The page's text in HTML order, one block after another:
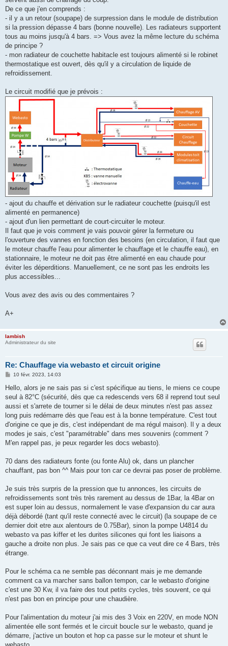
De ce que j'en comprends :
- il y a un retour (soupape) de surpression dans le module de distribution
si la pression dépasse 4 bars (bonne nouvelle). Les radiateurs supportent
tous au moins jusqu'à 4 bars. => Vous avez la même lecture du schéma
de principe ?
- mon radiateur de couchette habitacle est toujours alimenté si le robinet
thermostatique est ouvert, dès qu'il y a circulation de liquide de
refroidissement.
Le circuit modifié que je prévois :
- ajout du chauffe et dérivation sur le radiateur couchette (puisqu'il est
alimenté en permanence)
- ajout d'un lien permettant de court-circuiter le moteur.
Il faut que je vois comment je vais pouvoir gérer la fermeture ou
l'ouverture des vannes en fonction des besoins (en circulation, il faut que
le moteur chauffe l'eau pour alimenter le chauffage et le chauffe eau), en
stationnaire, le moteur ne doit pas être alimenté en eau chaude pour
éviter les déperditions. Manuellement, ce ne sont pas les endroits les
plus accessibles...
Vous avez des avis ou des commentaires ?
A+
lambish
Administrateur du site
Re: Chauffage via webasto et circuit origine
M
s
a
g
10 févr. 2023, 14:03
Hello, alors je ne sais pas si c'est spécifique au tiens, le miens ce coupe
seul à 82°C (sécurité, dès que ca redescends vers 68 il reprend tout seul
aussi et s'arrete de tourner si le délai de deux minutes n'est pas assez
long puis redémarre dès que l'eau est à la bonne température. C'est tout
d'origine ce que je dis, c'est indépendant de ma régul maison). Il y a deux
modes je sais, c'est "paramétrable" dans mes souvenirs (comment ?
M'en rappel pas, je peux regarder les docs webasto).
70 dans des radiateurs fonte (ou fonte Alu) ok, dans un plancher
chauffant, pas bon ^^ Mais pour ton car ce devrai pas poser de problème.
Je suis très surpris de la pression que tu annonces, les circuits de
refroidissements sont très très rarement au dessus de 1Bar, la 4Bar on
est super loin au dessus, normalement le vase d'expansion du car aura
déjà débordé (tant qu'il reste connecté avec le circuit) (la soupape de ce
dernier doit etre aux alentours de 0.75Bar), sinon la pompe U4814 du
webasto va pas kiffer et les durites silicones qui font les liaisons a
gauche a droite non plus. Je sais pas ce que ca veut dire ce 4 Bars, très
étrange.
Pour le schéma ca ne semble pas déconnant mais je me demande
comment ca va marcher sans ballon tempon, car le webasto d'origine
c'est une 30 Kw, il va faire des tout petits cycles, très souvent, ce qui
n'est pas bon en principe pour une chaudière.
Pour l'alimentation du moteur j'ai mis des 3 Voix en 220V, en mode NON
alimentée elle sont fermés et le circuit boucle sur le webasto, quand je
démarre, j'active un bouton et hop ca passe sur le moteur et shunt le